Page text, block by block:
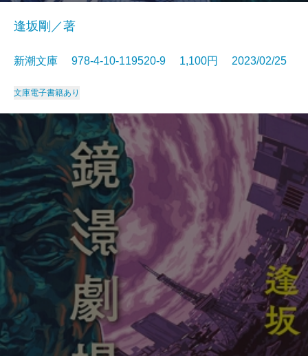
逢坂剛／著
新潮文庫 978-4-10-119520-9 1,100円 2023/02/25
文庫電子書籍あり